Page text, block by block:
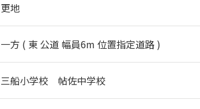
更地
一方 ( 東 公道 幅員6m 位置指定道路 )
三船小学校 帖佐中学校